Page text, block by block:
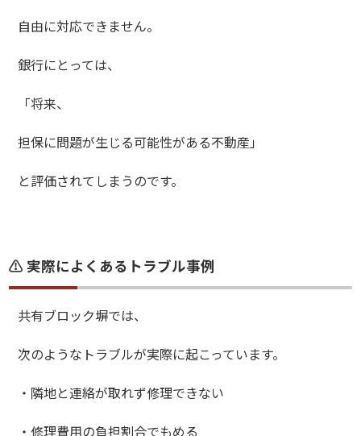
自由に対応できません。
銀行にとっては、
「将来、
担保に問題が生じる可能性がある不動産」
と評価されてしまうのです。
⚠️ 実際によくあるトラブル事例
共有ブロック塀では、
次のようなトラブルが実際に起こっています。
・隣地と連絡が取れず修理できない
・修理費用の負担割合でもめる